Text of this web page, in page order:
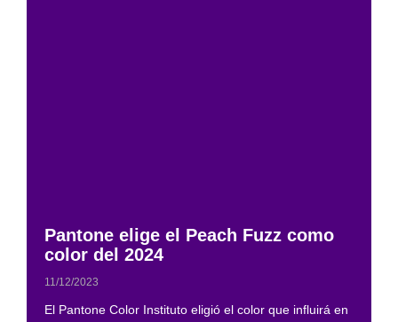
Pantone elige el Peach Fuzz como
color del 2024
11/12/2023
El Pantone Color Instituto eligió el color que influirá en